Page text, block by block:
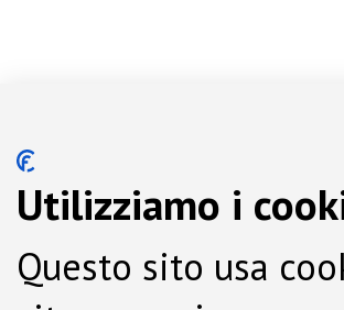
Utilizziamo i
Questo sito usa